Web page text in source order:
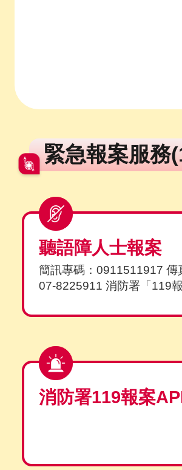
緊急報案服務
聽語障人士報案
簡訊專碼：0911511917 傳
07-8225911 消防署「119報
消防署119報案